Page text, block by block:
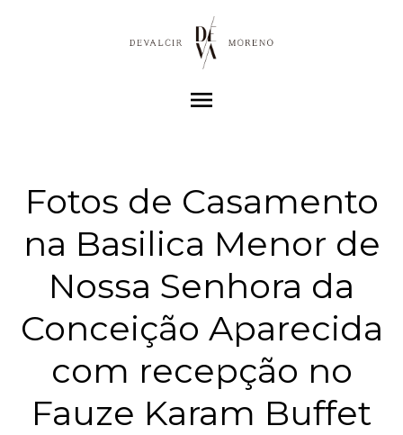
menu
Fotos de Casamento
na Basilica Menor de
Nossa Senhora da
Conceição Aparecida
com recepção no
Fauze Karam Buffet